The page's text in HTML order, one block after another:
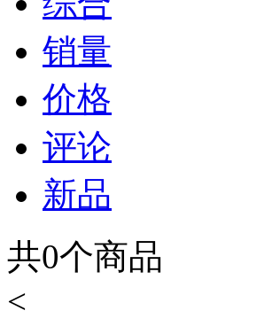
销量
价格
评论
新品
共0个商品
<